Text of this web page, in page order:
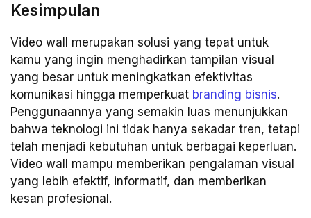
Kesimpulan
Video wall merupakan solusi yang tepat untuk
kamu yang ingin menghadirkan tampilan visual
yang besar untuk meningkatkan efektivitas
komunikasi hingga memperkuat branding bisnis.
Penggunaannya yang semakin luas menunjukkan
bahwa teknologi ini tidak hanya sekadar tren, tetapi
telah menjadi kebutuhan untuk berbagai keperluan.
Video wall mampu memberikan pengalaman visual
yang lebih efektif, informatif, dan memberikan
kesan profesional.